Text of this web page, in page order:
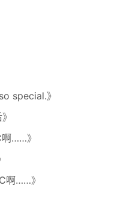
special.》
》
啊……》
啊……》